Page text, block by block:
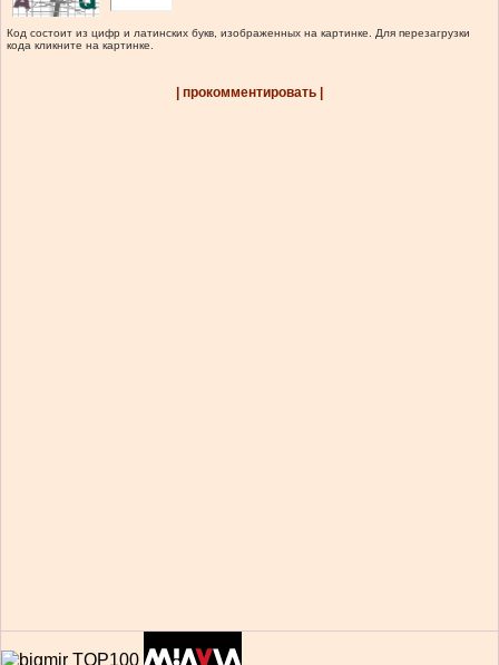
Код состоит из цифр и латинских букв, изображенных на картинке. Для перезагрузки
кода кликните на картинке.
| прокомментировать |